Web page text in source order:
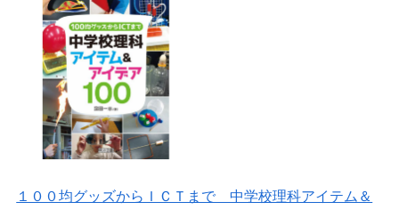
１００均グッズからＩＣＴまで 中学校理科アイテム＆